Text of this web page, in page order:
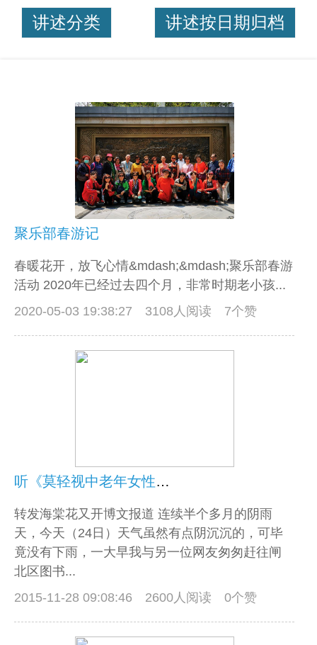
讲述分类 讲述按日期归档
聚乐部春游记
春暖花开，放飞心情&mdash;&mdash;聚乐部春游
活动 2020年已经过去四个月，非常时期老小孩...
2020-05-03 19:38:27
3108人阅读 7个赞
听《莫轻视中老年女性尿失禁疾病》讲座
转发海棠花又开博文报道 连续半个多月的阴雨
天，今天（24日）天气虽然有点阴沉沉的，可毕
竟没有下雨，一大早我与另一位网友匆匆赶往闸
北区图书...
2015-11-28 09:08:46
2600人阅读 0个赞